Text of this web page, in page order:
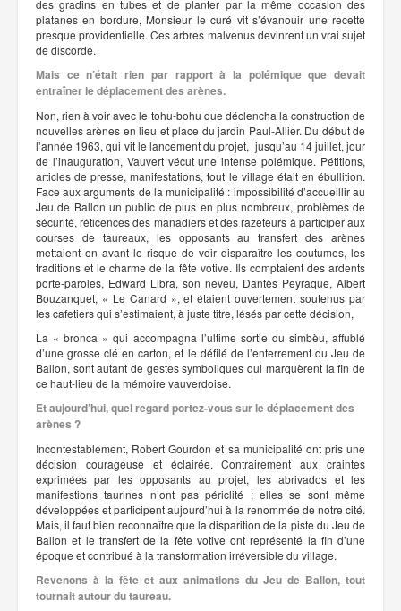
des gradins en tubes et de planter par la même occasion des
platanes en bordure, Monsieur le curé vit s’évanouir une recette
presque providentielle. Ces arbres malvenus devinrent un vrai sujet
de discorde.
Mais ce n’était rien par rapport à la polémique que devait
entraîner le déplacement des arènes.
Non, rien à voir avec le tohu-bohu que déclencha la construction de
nouvelles arènes en lieu et place du jardin Paul-Allier. Du début de
l’année 1963, qui vit le lancement du projet, jusqu’au 14 juillet, jour
de l’inauguration, Vauvert vécut une intense polémique. Pétitions,
articles de presse, manifestations, tout le village était en ébullition.
Face aux arguments de la municipalité : impossibilité d’accueillir au
Jeu de Ballon un public de plus en plus nombreux, problèmes de
sécurité, réticences des manadiers et des razeteurs à participer aux
courses de taureaux, les opposants au transfert des arènes
mettaient en avant le risque de voir disparaître les coutumes, les
traditions et le charme de la fête votive. Ils comptaient des ardents
porte-paroles, Edward Libra, son neveu, Dantès Peyraque, Albert
Bouzanquet, « Le Canard », et étaient ouvertement soutenus par
les cafetiers qui s’estimaient, à juste titre, lésés par cette décision,
La « bronca » qui accompagna l’ultime sortie du simbèu, affublé
d’une grosse clé en carton, et le défilé de l’enterrement du Jeu de
Ballon, sont autant de gestes symboliques qui marquèrent la fin de
ce haut-lieu de la mémoire vauverdoise.
Et aujourd’hui, quel regard portez-vous sur le déplacement des
arènes ?
Incontestablement, Robert Gourdon et sa municipalité ont pris une
décision courageuse et éclairée. Contrairement aux craintes
exprimées par les opposants au projet, les abrivados et les
manifestions taurines n’ont pas périclité ; elles se sont même
développées et participent aujourd’hui à la renommée de notre cité.
Mais, il faut bien reconnaître que la disparition de la piste du Jeu de
Ballon et le transfert de la fête votive ont représenté la fin d’une
époque et contribué à la transformation irréversible du village.
Revenons à la fête et aux animations du Jeu de Ballon, tout
tournait autour du taureau.